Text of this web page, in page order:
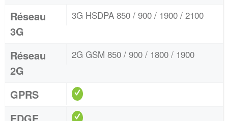
Réseau
3G
3G HSDPA 850 / 900 / 1900 / 2100
Réseau
2G
2G GSM 850 / 900 / 1800 / 1900
GPRS